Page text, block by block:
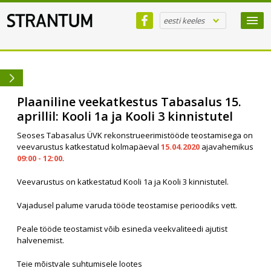
eesti keeles
Plaaniline veekatkestus Tabasalus 15.
aprillil: Kooli 1a ja Kooli 3 kinnistutel
Seoses Tabasalus ÜVK rekonstrueerimistööde teostamisega on
veevarustus katkestatud kolmapäeval 15.04.2020 ajavahemikus
09:00 - 12:00.
Veevarustus on katkestatud Kooli 1a ja Kooli 3 kinnistutel.
Vajadusel palume varuda tööde teostamise perioodiks vett.
Peale tööde teostamist võib esineda veekvaliteedi ajutist
halvenemist.
Teie mõistvale suhtumisele lootes